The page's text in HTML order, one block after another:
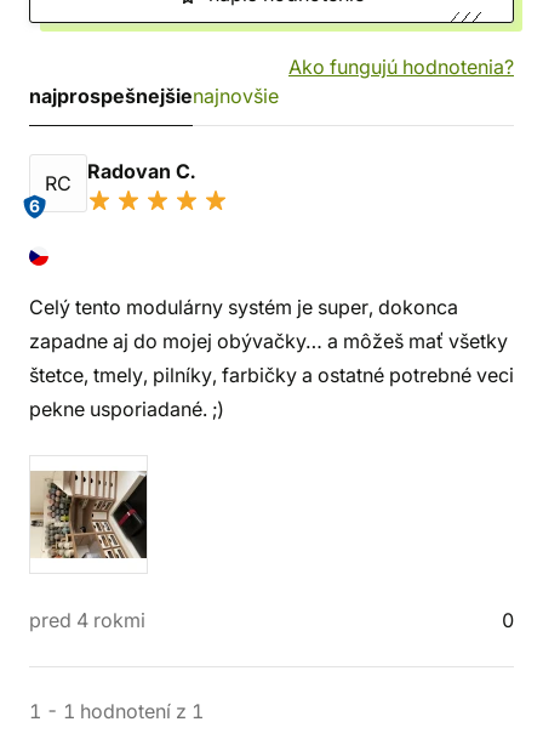
Ako fungujú hodnotenia?
najprospešnejšienajnovšie
RC
6
Radovan C.
Celý tento modulárny systém je super, dokonca
zapadne aj do mojej obývačky… a môžeš mať všetky
štetce, tmely, pilníky, farbičky a ostatné potrebné veci
pekne usporiadané. ;)
pred 4 rokmi 0
1 - 1 hodnotení z 1